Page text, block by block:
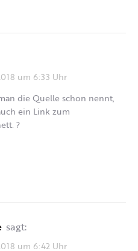
um 6:33 Uhr
die Quelle schon nennt,
ein Link zum
?
sagt:
um 6:42 Uhr